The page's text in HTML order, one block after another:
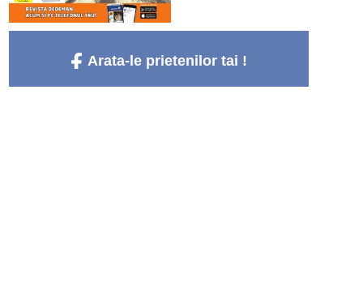
Arata-le prietenilor tai !